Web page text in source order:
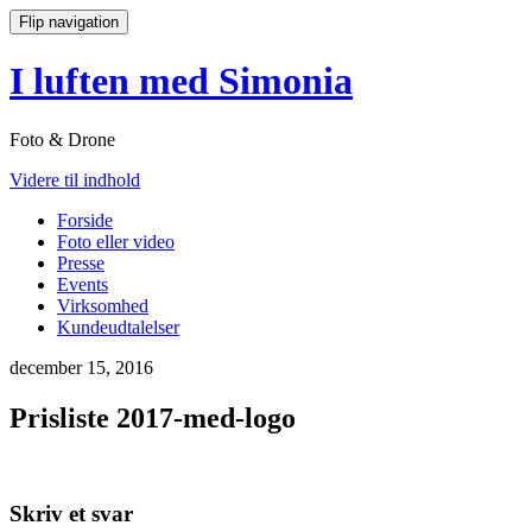
Flip navigation
I luften med Simonia
Foto & Drone
Videre til indhold
Forside
Foto eller video
Presse
Events
Virksomhed
Kundeudtalelser
december 15, 2016
Prisliste 2017-med-logo
Skriv et svar